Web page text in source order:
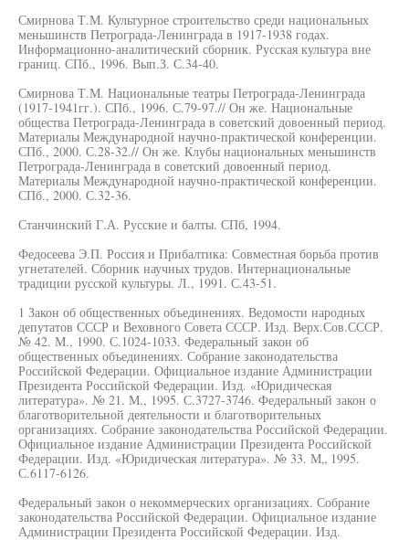
Смирнова Т.М. Культурное строительство среди национальных
меньшинств Петрограда-Ленинграда в 1917-1938 годах.
Информационно-аналитический сборник. Русская культура вне
границ. СПб., 1996. Вып.З. С.34-40.
Смирнова Т.М. Национальные театры Петрограда-Ленинграда
(1917-1941гг.). СПб., 1996. С.79-97.// Он же. Национальные
общества Петрограда-Ленинграда в советский довоенный период.
Материалы Международной научно-практической конференции.
СПб., 2000. С.28-32.// Он же. Клубы национальных меньшинств
Петрограда-Ленинграда в советский довоенный период.
Материалы Международной научно-практической конференции.
СПб., 2000. С.32-36.
Станчинский Г.А. Русские и балты. СПб, 1994.
Федосеева Э.П. Россия и Прибалтика: Совместная борьба против
угнетателей. Сборник научных трудов. Интернациональные
традиции русской культуры. Л., 1991. С.43-51.
1 Закон об общественных объединениях. Ведомости народных
депутатов СССР и Веховного Совета СССР. Изд. Верх.Сов.СССР.
№ 42. М., 1990. С.1024-1033. Федеральный закон об
общественных объединениях. Собрание законодательства
Российской Федерации. Официальное издание Администрации
Президента Российской Федерации. Изд. «Юридическая
литература». № 21. М., 1995. С.3727-3746. Федеральный закон о
благотворительной деятельности и благотворительных
организациях. Собрание законодательства Российской Федерации.
Официальное издание Администрации Президента Российской
Федерации. Изд. «Юридическая литература». № 33. М„ 1995.
С.6117-6126.
Федеральный закон о некоммерческих организациях. Собрание
законодательства Российской Федерации. Официальное издание
Администрации Президента Российской Федерации. Изд.